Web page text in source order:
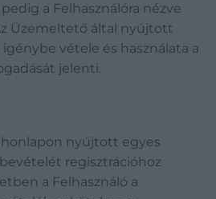
a Felhasználóra nézve
Üzemeltető által nyújtott
vétele és használata a
jelenti.
honlapon nyújtott egyes
regisztrációhoz
a Felhasználó a